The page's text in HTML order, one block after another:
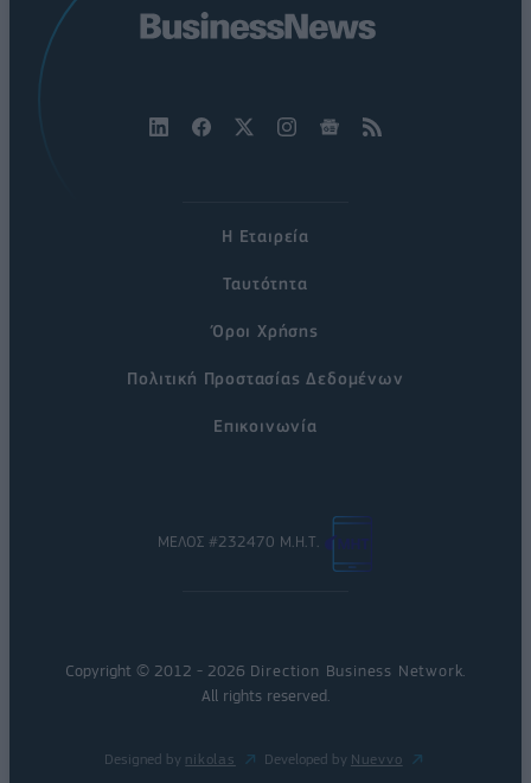
Η Εταιρεία
Ταυτότητα
Όροι Χρήσης
Πολιτική Προστασίας Δεδομένων
Επικοινωνία
ΜΕΛΟΣ #232470 Μ.Η.Τ.
Copyright © 2012 - 2026 Direction Business Network
All rights reserved.
Designed by nikolas Developed by Nuevvo